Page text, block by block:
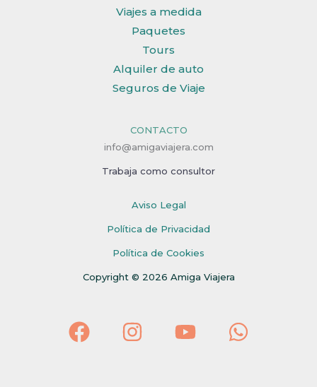
Viajes a medida
Paquetes
Tours
Alquiler de auto
Seguros de Viaje
CONTACTO
info@amigaviajera.com
Trabaja como consultor
Aviso Legal
Política de Privacidad
Política de Cookies
Copyright © 2026 Amiga Viajera